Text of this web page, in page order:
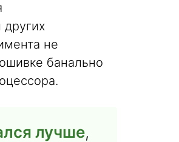
не
банально
лучше,